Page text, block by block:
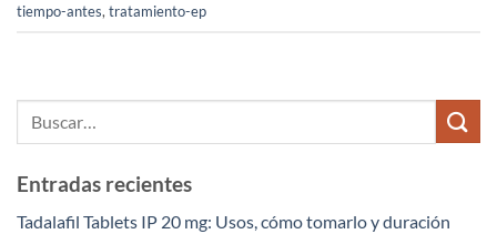
tiempo-antes, tratamiento-ep
Entradas recientes
Tadalafil Tablets IP 20 mg: Usos, cómo tomarlo y duración